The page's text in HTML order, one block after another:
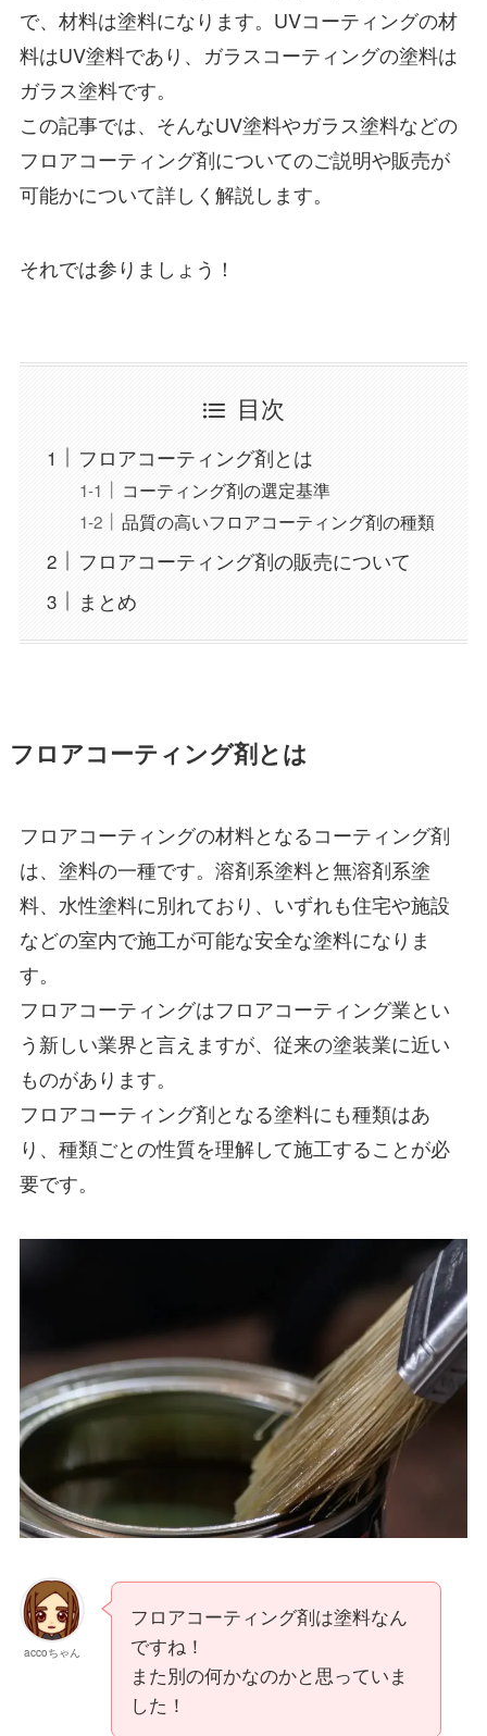
で、材料は塗料になります。UVコーティングの材
料はUV塗料であり、ガラスコーティングの塗料は
ガラス塗料です。
この記事では、そんなUV塗料やガラス塗料などの
フロアコーティング剤についてのご説明や販売が
可能かについて詳しく解説します。
それでは参りましょう！
目次
フロアコーティング剤とは
コーティング剤の選定基準
品質の高いフロアコーティング剤の種類
フロアコーティング剤の販売について
まとめ
フロアコーティング剤とは
フロアコーティングの材料となるコーティング剤
は、塗料の一種です。溶剤系塗料と無溶剤系塗
料、水性塗料に別れており、いずれも住宅や施設
などの室内で施工が可能な安全な塗料になりま
す。
フロアコーティングはフロアコーティング業とい
う新しい業界と言えますが、従来の塗装業に近い
ものがあります。
フロアコーティング剤となる塗料にも種類はあ
り、種類ごとの性質を理解して施工することが必
要です。
accoちゃん
フロアコーティング剤は塗料なん
ですね！
また別の何かなのかと思っていま
した！